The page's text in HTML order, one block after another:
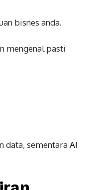
bisnes anda.
mengenal pasti
data, sementaraAI